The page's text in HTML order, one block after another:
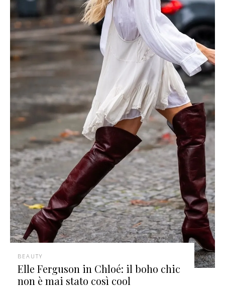
BEAUTY
Elle Ferguson in Chloé: il boho chic
non è mai stato così cool